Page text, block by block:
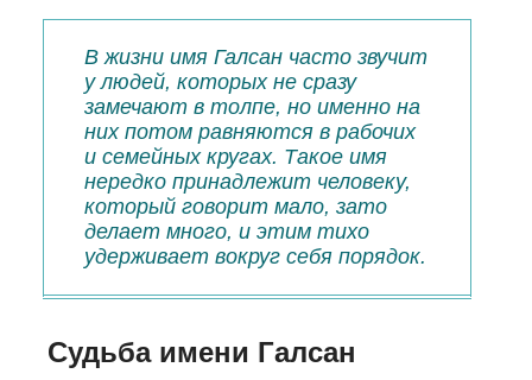
В жизни имя Галсан часто звучит
у людей, которых не сразу
замечают в толпе, но именно на
них потом равняются в рабочих
и семейных кругах. Такое имя
нередко принадлежит человеку,
который говорит мало, зато
делает много, и этим тихо
удерживает вокруг себя порядок.
Судьба имени Галсан